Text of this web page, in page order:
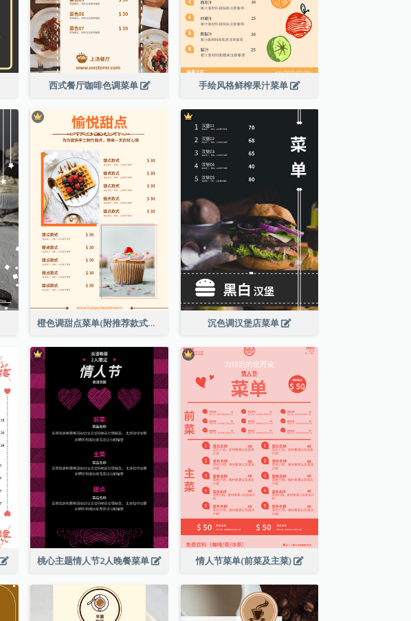
西式餐厅咖啡色调菜单 手绘风格鲜榨果汁菜单
橙色调甜点菜单(附推荐款式图片) 沉色调汉堡店菜单
桃心主题情人节2人晚餐菜单 情人节菜单(前菜及主菜)